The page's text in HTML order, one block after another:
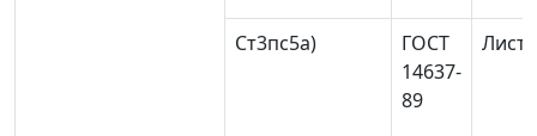
Ст3пс5а)
ГОСТ
14637-
89